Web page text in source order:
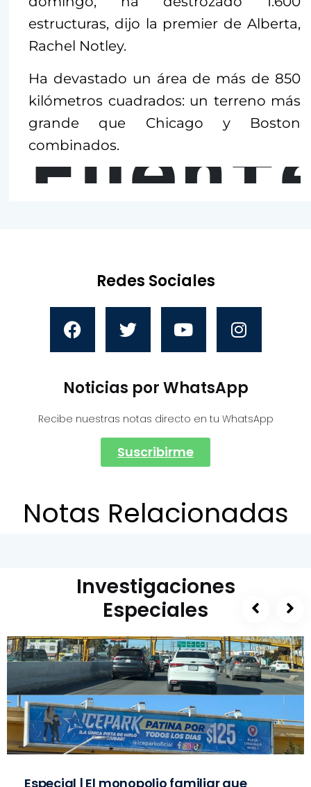
estructuras, dijo la premier de Alberta,
Rachel Notley.
Ha devastado un área de más de 850
kilómetros cuadrados: un terreno más
grande que Chicago y Boston
combinados.
Redes Sociales
Noticias por WhatsApp
Recibe nuestras notas directo en tu WhatsApp
Suscribirme
Notas Relacionadas
Investigaciones
Especiales
Especial | El monopolio familiar que